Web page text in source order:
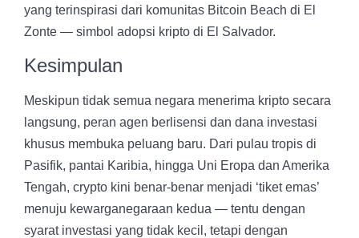
yang terinspirasi dari komunitas Bitcoin Beach di El
Zonte — simbol adopsi kripto di El Salvador.
Kesimpulan
Meskipun tidak semua negara menerima kripto secara
langsung, peran agen berlisensi dan dana investasi
khusus membuka peluang baru. Dari pulau tropis di
Pasifik, pantai Karibia, hingga Uni Eropa dan Amerika
Tengah, crypto kini benar-benar menjadi ‘tiket emas’
menuju kewarganegaraan kedua — tentu dengan
syarat investasi yang tidak kecil, tetapi dengan